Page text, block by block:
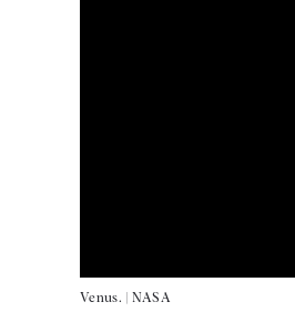
Venus. | NASA